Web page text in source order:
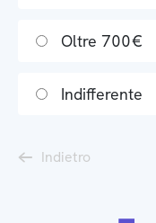
Oltre 700€
Indifferente
Indietro